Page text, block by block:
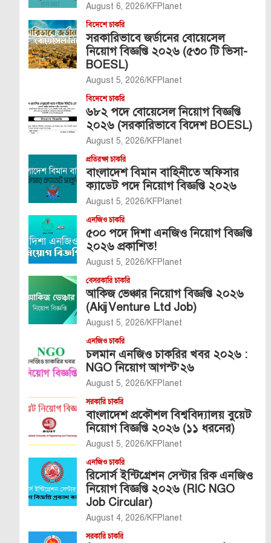
August 6, 2026 KFPlanet
বিদেশে চাকরি
সরকারিভাবে জর্ডানের বোয়েসেল
নিয়োগ বিজ্ঞপ্তি ২০২৬ (৫৩০ টি ভিসা-
BOESL)
August 5, 2026 KFPlanet
বিদেশে চাকরি
৬৮২ পদে বোয়েসেল নিয়োগ বিজ্ঞপ্তি
২০২৬ (সরকারিভাবে বিদেশ BOESL)
August 5, 2026 KFPlanet
প্রতিরক্ষা চাকরি
বাংলাদেশ বিমান বাহিনীতে অফিসার
ক্যাডেট পদে নিয়োগ বিজ্ঞপ্তি ২০২৬
August 5, 2026 KFPlanet
এনজিও চাকরি
৫০০ পদে দিশা এনজিও নিয়োগ বিজ্ঞপ্তি
২০২৬ প্রকাশিত!
August 5, 2026 KFPlanet
বেসরকারি চাকরি
আকিজ ভেঞ্চার নিয়োগ বিজ্ঞপ্তি ২০২৬
(Akij Venture Ltd Job)
August 5, 2026 KFPlanet
এনজিও চাকরি
চলমান এনজিও চাকরির খবর ২০২৬ :
NGO নিয়োগ আগস্ট’২৬
August 5, 2026 KFPlanet
সরকারি চাকরি
বাংলাদেশ প্রকৌশল বিশ্ববিদ্যালয় বুয়েট
নিয়োগ বিজ্ঞপ্তি ২০২৬ (১১ ধরনের)
August 5, 2026 KFPlanet
এনজিও চাকরি
রিসোর্স ইন্টিগ্রেশন সেন্টার রিক এনজিও
নিয়োগ বিজ্ঞপ্তি ২০২৬ (RIC NGO
Job Circular)
August 4, 2026 KFPlanet
সরকারি চাকরি